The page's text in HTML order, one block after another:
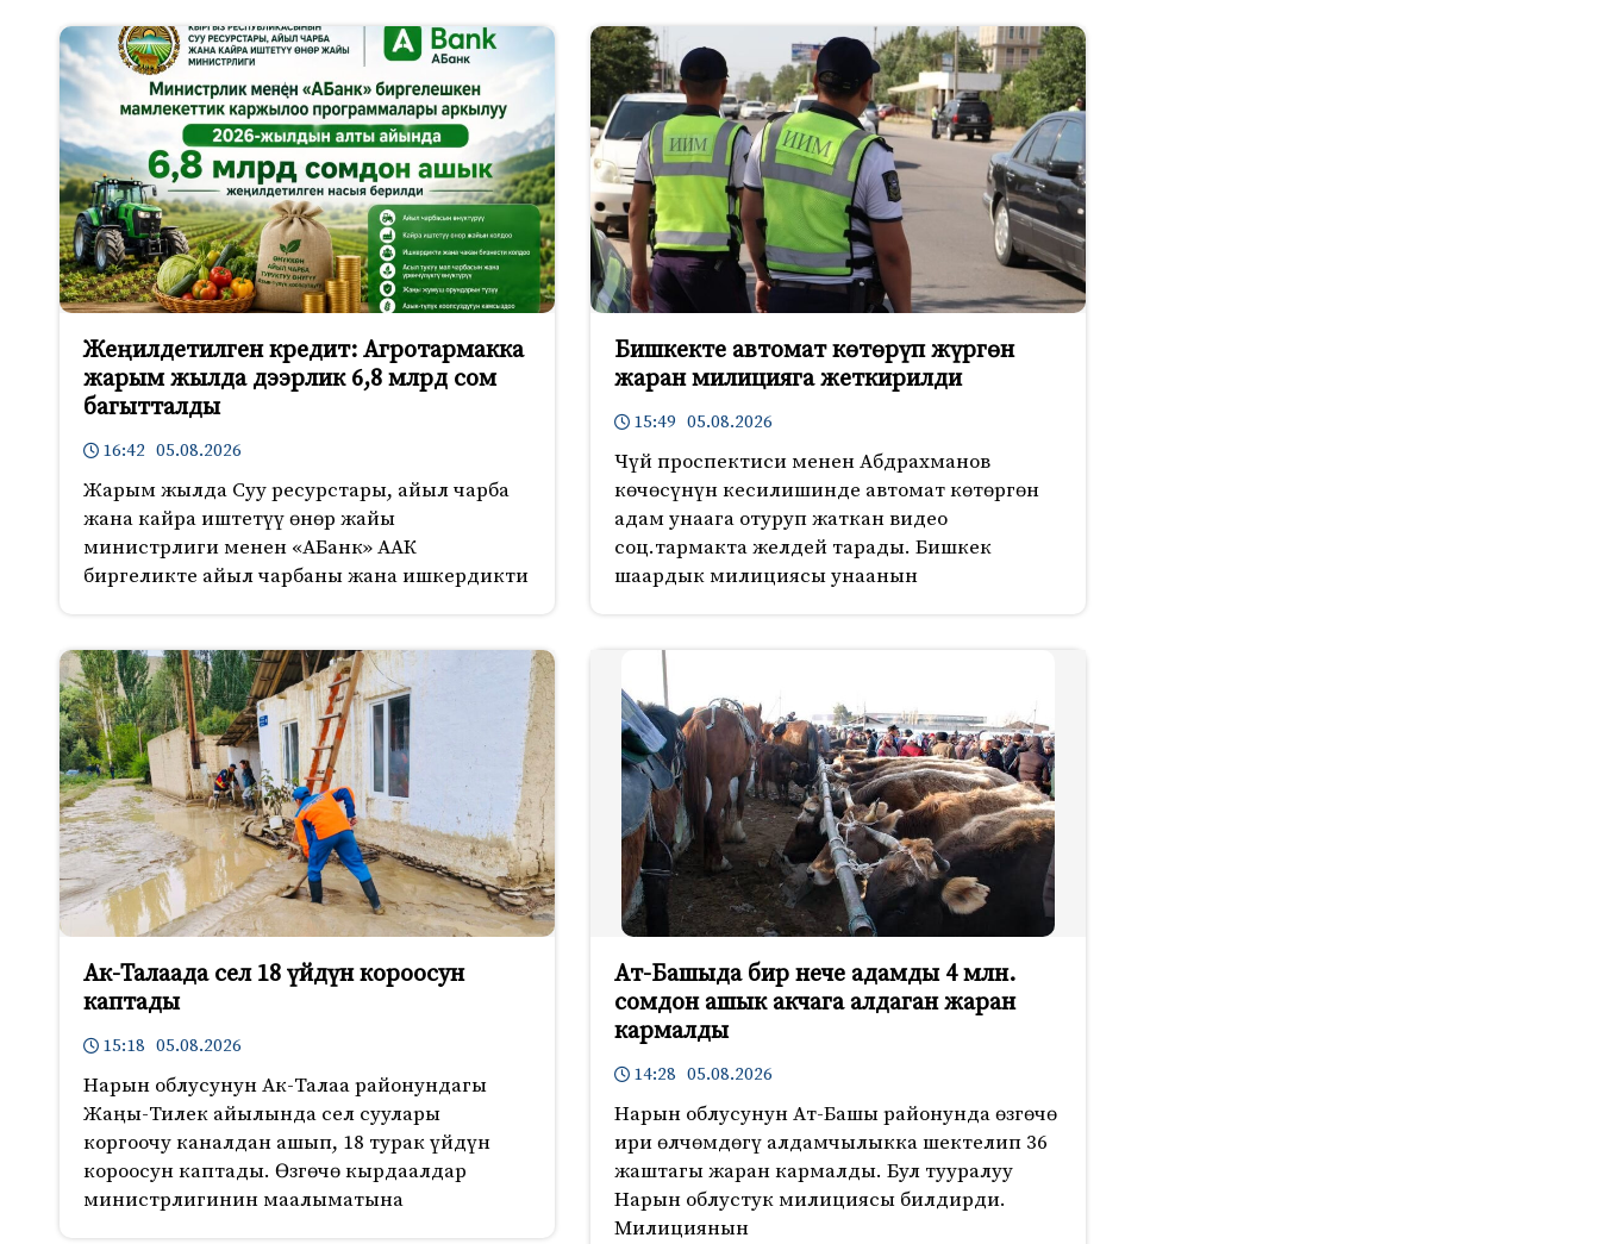
Жеңилдетилген кредит: Агротармакка
жарым жылда дээрлик 6,8 млрд сом
багытталды
16:42 05.08.2026
Жарым жылда Суу ресурстары, айыл чарба
жана кайра иштетүү өнөр жайы
министрлиги менен «АБанк» ААК
биргеликте айыл чарбаны жана ишкердикти
Бишкекте автомат көтөрүп жүргөн
жаран милицияга жеткирилди
15:49 05.08.2026
Чүй проспектиси менен Абдрахманов
көчөсүнүн кесилишинде автомат көтөргөн
адам унаага отуруп жаткан видео
соц.тармакта желдей тарады. Бишкек
шаардык милициясы унаанын
Ак-Талаада сел 18 үйдүн короосун
каптады
15:18 05.08.2026
Нарын облусунун Ак-Талаа районундагы
Жаңы-Тилек айылында сел суулары
коргоочу каналдан ашып, 18 турак үйдүн
короосун каптады. Өзгөчө кырдаалдар
министрлигинин маалыматына
Ат-Башыда бир нече адамды 4 млн.
сомдон ашык акчага алдаган жаран
кармалды
14:28 05.08.2026
Нарын облусунун Ат-Башы районунда өзгөчө
ири өлчөмдөгү алдамчылыкка шектелип 36
жаштагы жаран кармалды. Бул тууралуу
Нарын облустук милициясы билдирди.
Милициянын